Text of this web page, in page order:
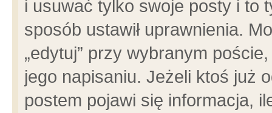
i usuwać tylko swoje posty i to
sposób ustawił uprawnienia.
„edytuj” przy wybranym
jego napisaniu. Jeżeli ktoś już
postem pojawi się informacja,